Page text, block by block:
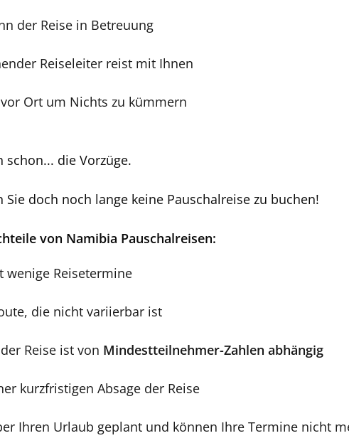
der Reise in Betreuung
Reiseleiter reist mit Ihnen
Ort um Nichts zu kümmern
schon... die Vorzüge.
doch noch lange keine Pauschalreise zu buchen!
von Namibia Pauschalreisen:
wenige Reisetermine
die nicht variierbar ist
Reise ist von Mindestteilnehmer-Zahlen abhängig
kurzfristigen Absage der Reise
Ihren Urlaub geplant und können Ihre Termine nicht